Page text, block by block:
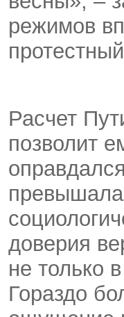
режимов
Расчет
позволит
превышала
доверия
не только
Гораздо